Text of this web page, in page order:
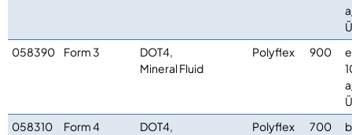
058390
Form 3
DOT4,
Mineral Fluid
Polyflex 900
058310
Form 4
DOT4,
Polyflex 700